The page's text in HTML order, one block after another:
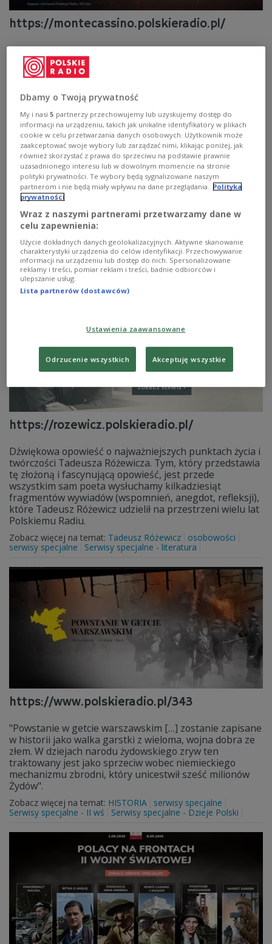
https://montecassino.polskieradio.pl/
Zobacz więcej na temat:
https://pilecki.polskieradio.pl/
Zobacz więcej na temat:Witold Pilecki
Serwisy specjalne - II wś
wyróżniony
https://rozewicz.polskieradio.pl/
Dźwiękowa opowieść o najważniejszych punktach życia i
twórczości Tadeusza Różewicza. Tym, który przedstawia
tę złożoną i fascynującą opowieść, jest przede
wszystkim sam poeta wysłuchamy kilkadziesiąt
fragmentów wywiadów (wspomnień, anegdot, refleksji),
które Tadeusz Różewicz udzielił na przestrzeni wielu lat
Polskiemu Radiu.
Zobacz więcej na temat: Tadeusz Różewicz
osobowości
serwisy specjalne
Serwisy specjalne - literatura
https://www.polskieradio.pl/343
"Powstanie w getcie warszawskim […] zostanie zapisane
w historii jako walka garstki z wieloma, wojna dobra ze
złem. W dziejach narodu żydowskiego zryw ten
traktowany jest jako sprzeciw wobec niemieckiego
mechanizmu zbrodni, który unicestwił sześć milionów
Żydów".
Zobacz więcej na temat: HISTORIA
serwisy specjalne
Serwisy specjalne - II wś
Serwisy specjalne - Dzieje Polski
Dbamy o Twoją prywatność
My i nasi5 partnerzy przechowujemy lub uzyskujemy dostęp do
informacji na urządzeniu, takich jak unikalne identyfikatory w plikach
cookie w celu przetwarzania danych osobowych. Użytkownik może
zaakceptować swoje wybory lub zarządzać nimi, klikając poniżej, jak
również skorzystać z prawa do sprzeciwu na podstawie prawnie
uzasadnionego interesu lub w dowolnym momencie na stronie
polityki prywatności. Te wybory będą sygnalizowane naszym
partnerom i nie będą miały wpływu na dane przeglądania.
Polityka
prywatności
Wraz z naszymi partnerami przetwarzamy dane w
celu zapewnienia:
Użycie dokładnych danych geolokalizacyjnych. Aktywne skanowanie
charakterystyki urządzenia do celów identyfikacji. Przechowywanie
informacji na urządzeniu lub dostęp do nich. Spersonalizowane
reklamy i treści, pomiar reklam i treści, badnie odbiorców i
ulepszanie usług.
Lista partnerów (dostawców)
Ustawienia zaawansowane
Odrzucenie wszystkich Akceptuję wszystkie